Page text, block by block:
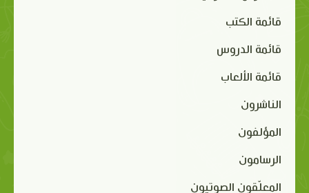
قائمة الكتب
قائمة الدروس
قائمة الألعاب
الناشرون
المؤلفون
الرسامون
المعلّقون الصوتيون